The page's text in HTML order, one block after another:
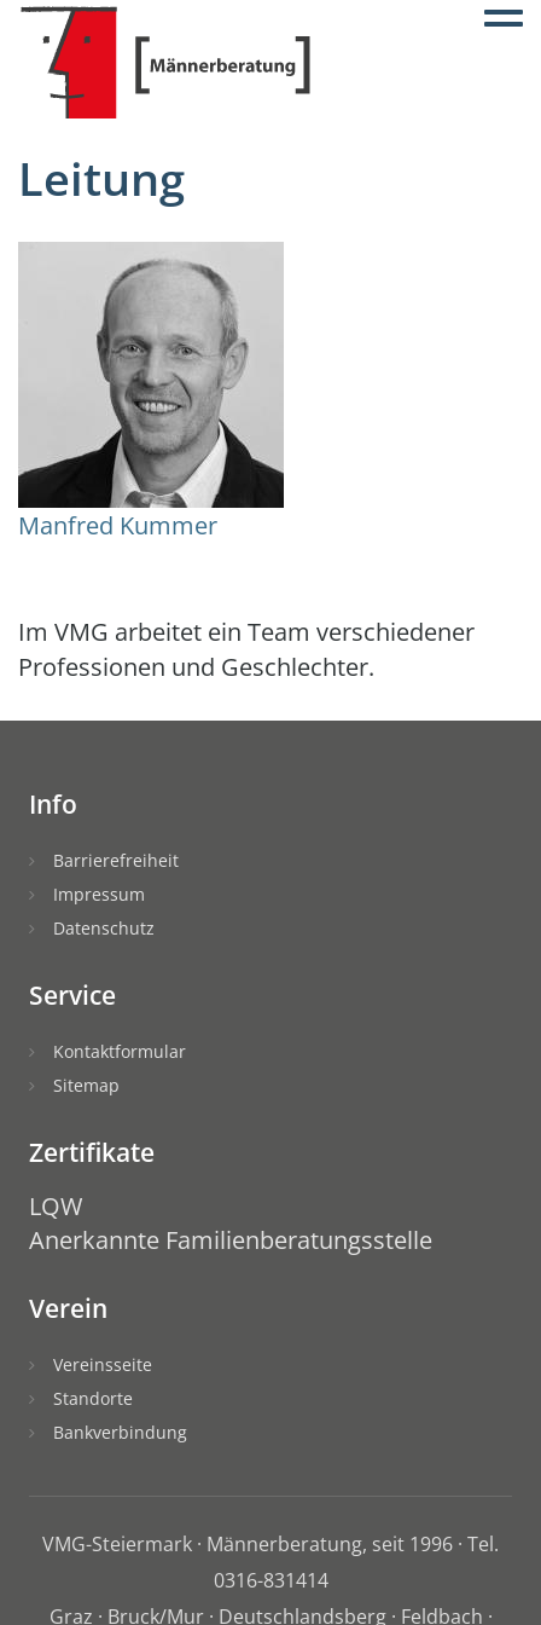
Leitung
Manfred Kummer
Im VMG arbeitet ein Team verschiedener
Professionen und Geschlechter.
Info
Barrierefreiheit
Impressum
Datenschutz
Service
Kontaktformular
Sitemap
Zertifikate
LQW
Anerkannte Familienberatungsstelle
Verein
Vereinsseite
Standorte
Bankverbindung
VMG-Steiermark · Männerberatung, seit 1996 · Tel.
0316-831414
Graz · Bruck/Mur · Deutschlandsberg · Feldbach ·